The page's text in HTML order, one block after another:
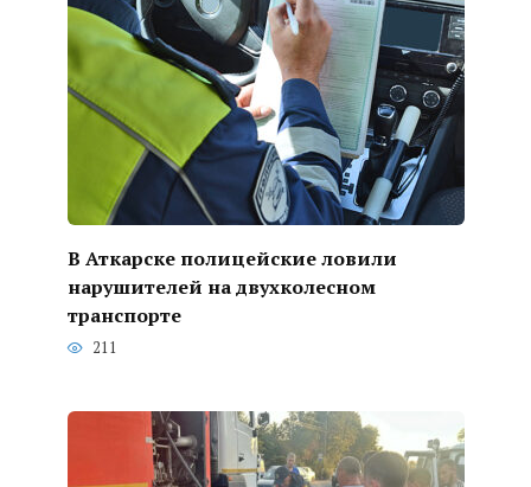
В Аткарске полицейские ловили
нарушителей на двухколесном
транспорте
211